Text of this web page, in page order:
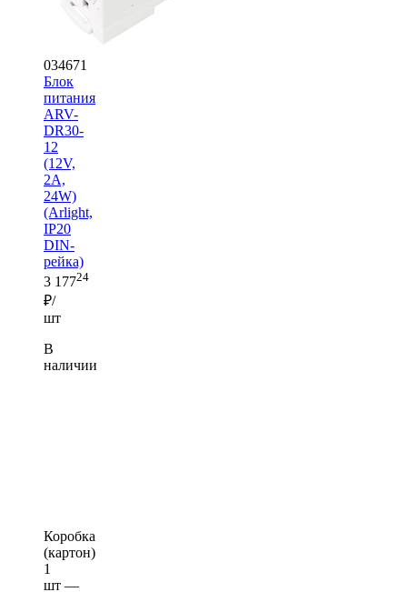
034671
Блок
питания
ARV-
DR30-
12
(12V,
2A,
24W)
(Arlight,
IP20
DIN-
рейка)
3 17724
₽/
шт
В
наличии
Коробка
(картон)
1
шт —